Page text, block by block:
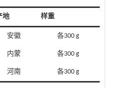
地 样重
安徽 各300 g
内蒙 各300 g
河南 各300 g